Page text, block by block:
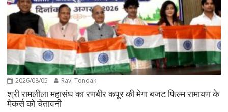
2026/08/05 Ravi Tondak
श्री रामलीला महासंघ का रणबीर कपूर की मेगा बजट फिल्म रामायण के
मेकर्स को चेतावनी